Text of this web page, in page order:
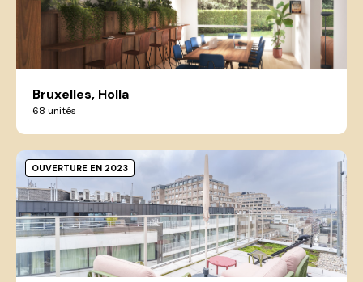
Bruxelles, Holla
68 unités
OUVERTURE EN 2023